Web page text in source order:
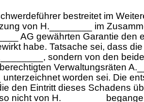
bestreitet im
von H.________ im
AG gewährten Garantie den
habe. Tatsache sei, dass
sondern von den
Verwaltungsräten
unterzeichnet worden sei. Die
den Eintritt dieses Schadens
nicht von H.________